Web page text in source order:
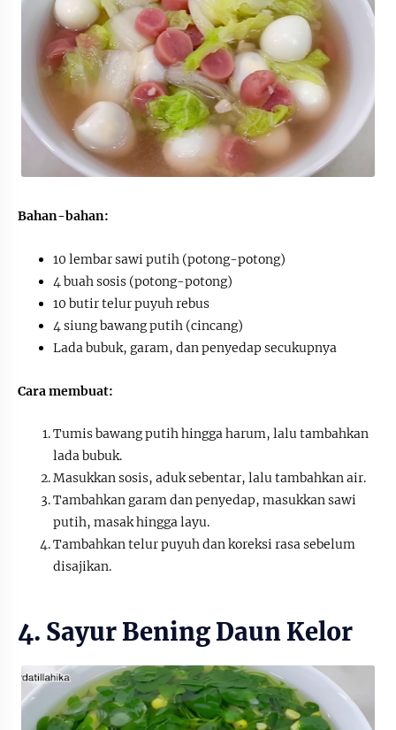
Bahan-bahan:
10 lembar sawi putih (potong-potong)
4 buah sosis (potong-potong)
10 butir telur puyuh rebus
4 siung bawang putih (cincang)
Lada bubuk, garam, dan penyedap secukupnya
Cara membuat:
Tumis bawang putih hingga harum, lalu tambahkan
lada bubuk.
Masukkan sosis, aduk sebentar, lalu tambahkan air.
Tambahkan garam dan penyedap, masukkan sawi
putih, masak hingga layu.
Tambahkan telur puyuh dan koreksi rasa sebelum
disajikan.
4. Sayur Bening Daun Kelor